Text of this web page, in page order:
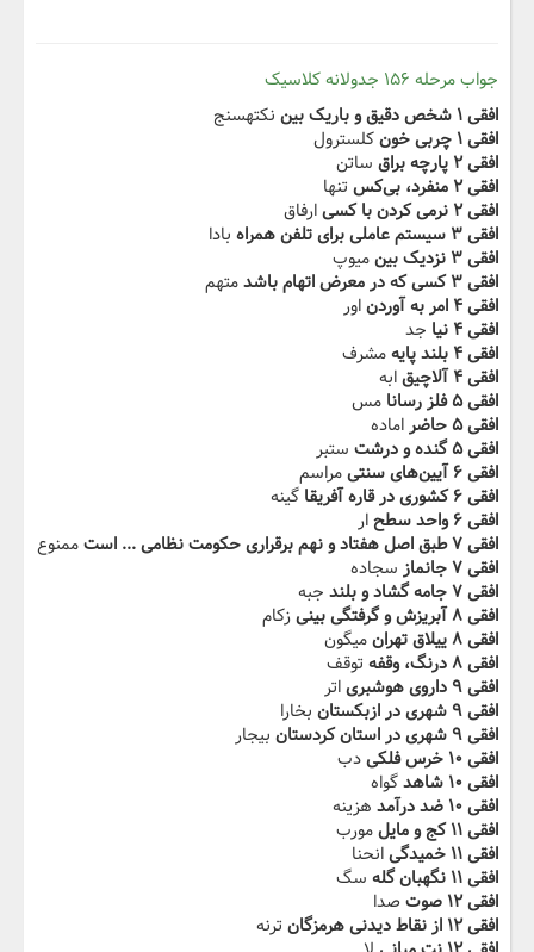
جواب مرحله ۱۵۶ جدولانه کلاسیک
افقی ۱ شخص دقیق و باریک بین
نکتهسنج
افقی ۱ ‬‫چربی خون‬‫
کلسترول
افقی ۲ پارچه براق
ساتن
افقی ۲ منفرد، بی‌کس
تنها
افقی ۲ ‬‫نرمی کردن با کسی‬‫
ارفاق
افقی ۳ سیستم عاملی برای تلفن‬‫ همراه
بادا
افقی ۳ نزدیک بین
میوپ
افقی ۳ کسی که در‬‫ معرض اتهام باشد‬‫
متهم
افقی ۴ امر به آوردن
اور
افقی ۴ نیا
جد
افقی ۴ بلند پایه
مشرف
افقی ۴ ‬‫آلاچیق‬‫
ابه
افقی ۵ فلز رسانا
مس
افقی ۵ حاضر
اماده
افقی ۵ گنده و‬‫ درشت‬‫
ستبر
افقی ۶ آیین‌های سنتی
مراسم
افقی ۶ کشوری در‬‫ ‬‫قاره آفریقا
گینه
افقی ۶ واحد سطح‬‫
ار
افقی ۷ طبق اصل هفتاد و نهم برقراری‬ ‫حکومت نظامی ... است
ممنوع
افقی ۷ جانماز
سجاده
افقی ۷ ‬‫جامه گشاد و بلند‬‫
جبه
افقی ۸ آبریزش و گرفتگی بینی
زکام
افقی ۸ ییلاق‬‫ تهران
میگون
افقی ۸ درنگ، وقفه‬‫
توقف
افقی ۹ داروی هوشبری
اتر
افقی ۹ شهری‬‫ در ازبکستان
بخارا
افقی ۹ شهری در استان‬‫ کردستان‬‫
بیجار
افقی ۱۰ خرس فلکی
دب
افقی ۱۰ شاهد
گواه
افقی ۱۰ ضد درآمد‬‫
هزینه
افقی ۱۱ کج و مایل
مورب
افقی ۱۱ خمیدگی
انحنا
افقی ۱۱ نگهبان گله‬‫
سگ
افقی ۱۲ صوت
صدا
افقی ۱۲ از نقاط دیدنی هرمزگان
ترنه